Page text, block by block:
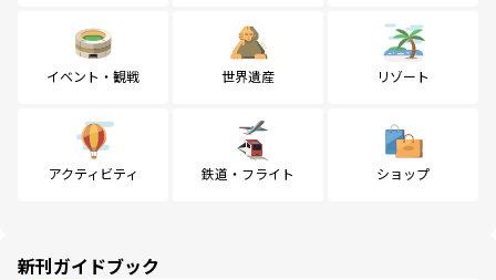
イベント・観戦 世界遺産 リゾート
アクティビティ 鉄道・フライト ショップ
新刊ガイドブック